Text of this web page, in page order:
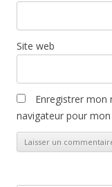
Site web
Enregistrer
navigateur pour